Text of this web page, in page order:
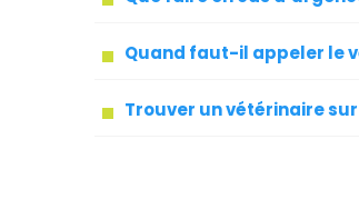
Quand faut-il appeler le
Trouver un vétérinaire sur